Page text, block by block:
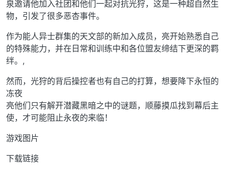
泉邀请他加入社团和他们一起对抗光狩，这是一种超自然生
物，引发了很多恶杏事件。
作为能人异士群集的天文部的新加入成员，亮开始熟悉自己
的特殊能力，并在日常和训练中和各位盟友缔结下更深的羁
绊。,
然而，光狩的背后操控者也有自己的打算，想要降下永恒的
冻夜
亮他们只有解开潜藏黑暗之中的谜题，顺藤摸瓜找到幕后主
使，才可能阻止永夜的来临！
游戏图片
下载链接